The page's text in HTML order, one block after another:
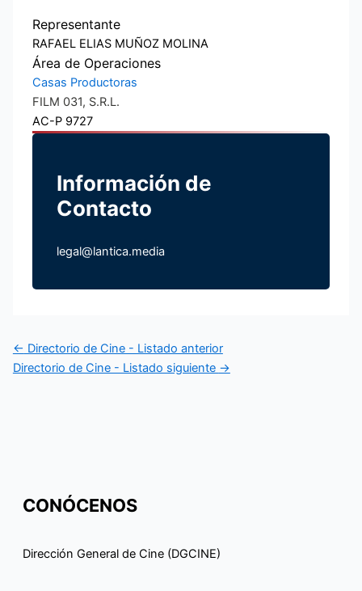
Representante
RAFAEL ELIAS MUÑOZ MOLINA
Área de Operaciones
Casas Productoras
FILM 031, S.R.L.
AC-P 9727
Información de
Contacto
legal@lantica.media
← Directorio de Cine - Listado anterior
Directorio de Cine - Listado siguiente →
CONÓCENOS
Dirección General de Cine (DGCINE)